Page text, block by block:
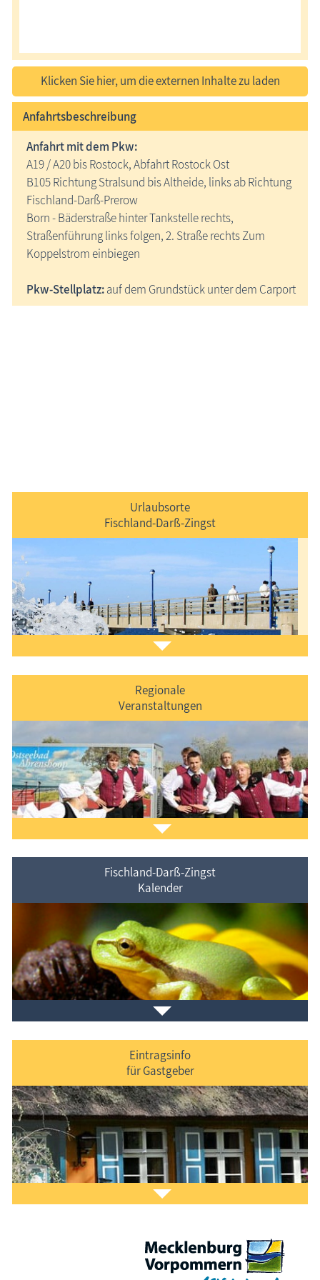
Klicken Sie hier, um die externen Inhalte zu laden
Anfahrtsbeschreibung
Anfahrt mit dem Pkw:
A19 / A20 bis Rostock, Abfahrt Rostock Ost
B105 Richtung Stralsund bis Altheide, links ab Richtung
Fischland-Darß-Prerow
Born - Bäderstraße hinter Tankstelle rechts,
Straßenführung links folgen, 2. Straße rechts Zum
Koppelstrom einbiegen
Pkw-Stellplatz:auf dem Grundstück unter dem Carport
Urlaubsorte
Fischland-Darß-Zingst
DerFerienorte auf Fischland-Darß-Zingst
vorgestellt.
Regionale
Veranstaltungen
Veranstaltungenim Ferienort und in der Umgebung.
Fischland-Darß-Zingst
Kalender
Laden Sie sich ein Stück Urlaub mit demFischland-
Darß-Zingst-Kalenderauf den Bildschirm.
Eintragsinfo
für Gastgeber